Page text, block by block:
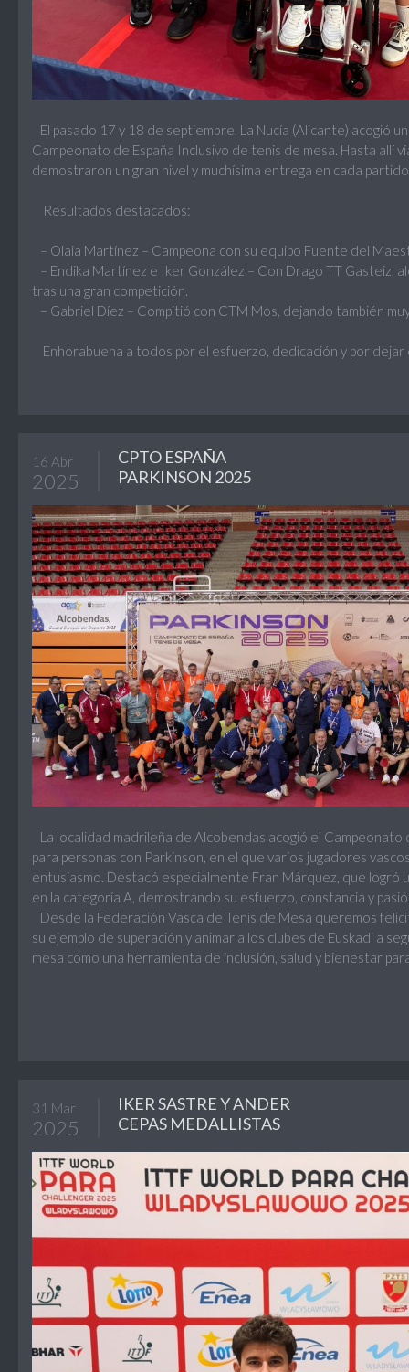
El pasado 17 y 18 de septiembre, La Nucía (Alicante) acogió
Campeonato de España Inclusivo de tenis de mesa. Hasta allí
demostraron un gran nivel y muchísima entrega en cada
Resultados destacados:
– Olaia Martínez – Campeona con su equipo Fuente del
– Endika Martínez e Iker González – Con Drago TT Gasteiz,
tras una gran competición.
– Gabriel Díez – Compitió con CTM Mos, dejando también
Enhorabuena a todos por el esfuerzo, dedicación y por dejar
16 Abr
2025
CPTO ESPAÑA
PARKINSON 2025
La localidad madrileña de Alcobendas acogió el Campeonato
para personas con Parkinson, en el que varios jugadores
entusiasmo. Destacó especialmente Fran Márquez, que logró
en la categoría A, demostrando su esfuerzo, constancia y
Desde la Federación Vasca de Tenis de Mesa queremos
su ejemplo de superación y animar a los clubes de Euskadi a
mesa como una herramienta de inclusión, salud y bienestar
31 Mar
2025
IKER SASTRE Y ANDER
CEPAS MEDALLISTAS